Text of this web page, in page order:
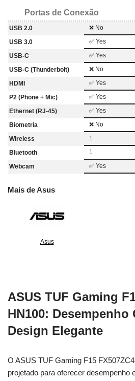
Portas de Conexão
USB 2.0
❌ No
USB 3.0
✅ Yes
USB-C
✅ Yes
USB-C (Thunderbolt)
❌ No
HDMI
✅ Yes
P2 (Phone + Mic)
✅ Yes
Ethernet (RJ-45)
✅ Yes
Biometria
❌ No
Wireless
1
Bluetooth
1
Webcam
✅ Yes
Mais de Asus
Asus
ASUS TUF Gaming
HN100: Desempenho
Design Elegante
O ASUS TUF Gaming F15
projetado para oferecer desempenho